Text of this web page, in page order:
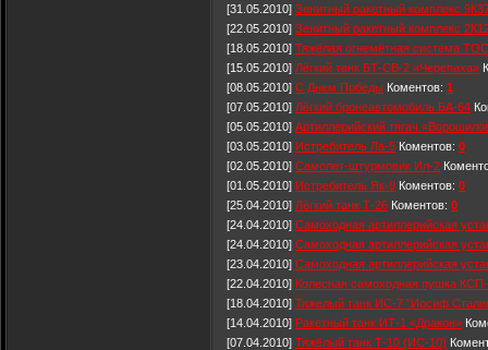
[31.05.2010] Зенитный ракетный комплекс
[22.05.2010] Зенитный ракетный комплекс
[18.05.2010] Тяжёлая огнемётная система
[15.05.2010] Лёгкий танк БТ-СВ-2 «Черепаха»
[08.05.2010] С Днем Победы Коментов: 1
[07.05.2010] Лёгкий бронеавтомобиль БА-64
[05.05.2010] Артиллерийский тягач
[03.05.2010] Истребитель Ла-5 Коментов: 0
[02.05.2010] Самолет-штурмовик Ил-2
[01.05.2010] Истребитель Як-9 Коментов: 0
[25.04.2010] Лёгкий танк Т-26 Коментов: 0
[24.04.2010] Самоходная артиллерийская
[24.04.2010] Самоходная артиллерийская
[23.04.2010] Самоходная артиллерийская
[22.04.2010] Колесная самоходная пушка
[18.04.2010] Тяжелый танк ИС-7 "Иосиф
[14.04.2010] Ракетный танк ИТ-1 «Дракон»
[07.04.2010] Тяжёлый танк Т-10 (ИС-10)